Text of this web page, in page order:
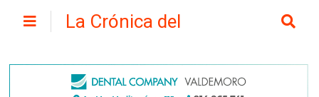
La Crónica del